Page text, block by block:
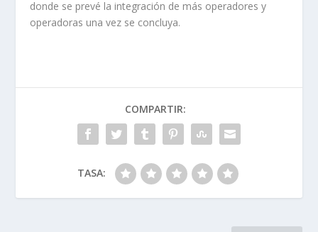
donde se prevé la integración de más operadores y
operadoras una vez se concluya.
COMPARTIR:
TASA: